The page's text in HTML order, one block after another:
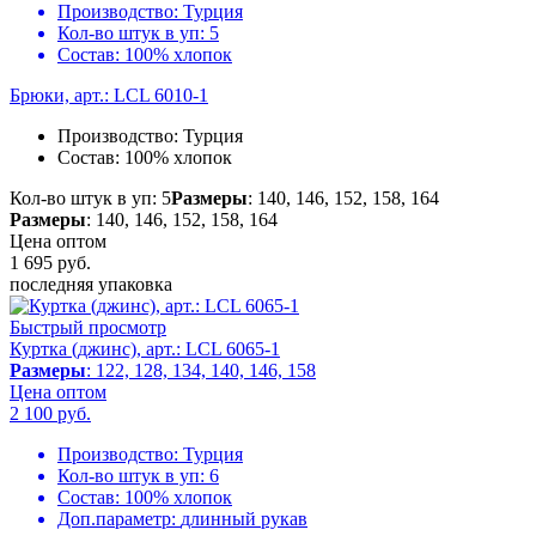
Производство: Турция
Кол-во штук в уп: 5
Состав: 100% хлопок
Брюки, арт.: LCL 6010-1
Производство: Турция
Состав: 100% хлопок
Кол-во штук в уп: 5Размеры: 140, 146, 152, 158, 164
Размеры: 140, 146, 152, 158, 164
Цена оптом
1 695 руб.
последняя упаковка
Быстрый просмотр
Куртка (джинс), арт.: LCL 6065-1
Размеры: 122, 128, 134, 140, 146, 158
Цена оптом
2 100 руб.
Производство: Турция
Кол-во штук в уп: 6
Состав: 100% хлопок
Доп.параметр: длинный рукав